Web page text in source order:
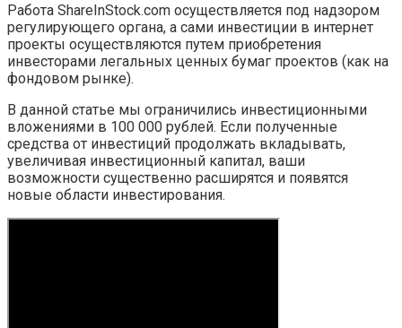
Работа ShareInStock.com осуществляется под надзором
регулирующего органа, а сами инвестиции в интернет
проекты осуществляются путем приобретения
инвесторами легальных ценных бумаг проектов (как на
фондовом рынке).
В данной статье мы ограничились инвестиционными
вложениями в 100 000 рублей. Если полученные
средства от инвестиций продолжать вкладывать,
увеличивая инвестиционный капитал, ваши
возможности существенно расширятся и появятся
новые области инвестирования.